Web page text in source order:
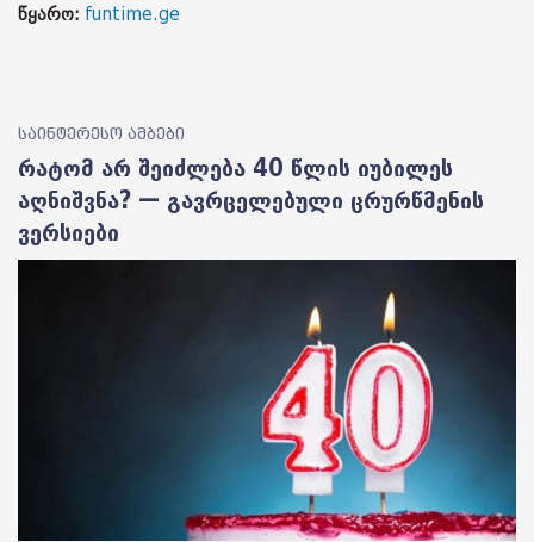
წყარო: funtime.ge
საინტერესო ამბები
რატომ არ შეიძლება 40 წლის იუბილეს
აღნიშვნა? — გავრცელებული ცრურწმენის
ვერსიები